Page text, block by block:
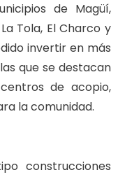
de Magüí,
Tola, El Charco y
invertir en más
que se destacan
de acopio,
la comunidad.
construcciones